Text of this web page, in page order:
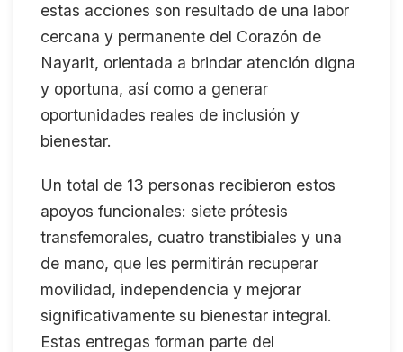
estas acciones son resultado de una labor
cercana y permanente del Corazón de
Nayarit, orientada a brindar atención digna
y oportuna, así como a generar
oportunidades reales de inclusión y
bienestar.
Un total de 13 personas recibieron estos
apoyos funcionales: siete prótesis
transfemorales, cuatro transtibiales y una
de mano, que les permitirán recuperar
movilidad, independencia y mejorar
significativamente su bienestar integral.
Estas entregas forman parte del